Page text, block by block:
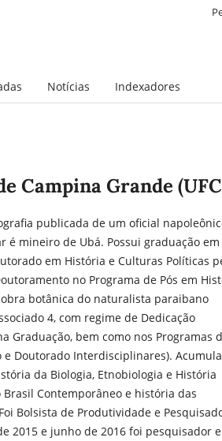
Notícias Indexadores
Campina Grande
publicada de um oficial
é mineiro de Ubá. Possui graduação em
em História e Culturas Políticas
no Programa de Pós em
botânica do naturalista paraibano
4, com regime de Dedicação
Graduação, bem como nos Programas
e Doutorado Interdisciplinares). Acumula
da Biologia, Etnobiologia e História
Contemporâneo e história das
Bolsista de Produtividade e
2015 e junho de 2016 foi pesquisador e